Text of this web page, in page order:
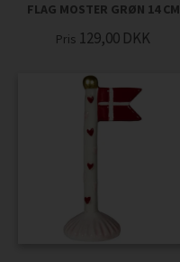
FLAG MOSTER GRØN 14 CM
Pris 129,00 DKK